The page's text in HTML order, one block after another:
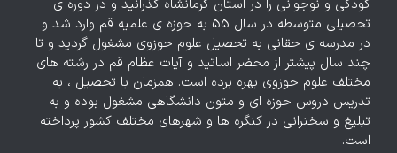
کودکی و نوجوانی را در استان کرمانشاه گذرانید و در دوره‌ ی
تحصیلی متوسطه در سال 55 به حوزه ی علمیه قم وارد شد و
در مدرسه ی حقانی به تحصیل علوم حوزوی مشغول گردید و تا
چند سال پیشتر از محضر اساتید و آیات عظام قم در رشته های
مختلف علوم حوزوی بهره برده است. همزمان با تحصیل ، به
تدریس دروس حوزه‌ ای و متون دانشگاهی مشغول بوده و به
تبلیغ و سخنرانی در کنگره ها و شهرهای مختلف کشور پرداخته
است.